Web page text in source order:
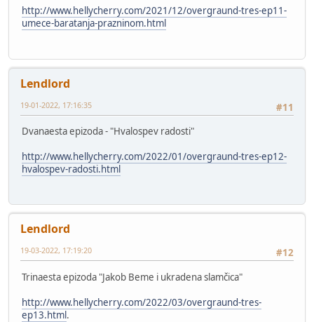
http://www.hellycherry.com/2021/12/overgraund-tres-ep11-
umece-baratanja-prazninom.html
Lendlord
#11
19-01-2022, 17:16:35
Dvanaesta epizoda - "Hvalospev radosti"
http://www.hellycherry.com/2022/01/overgraund-tres-ep12-
hvalospev-radosti.html
Lendlord
#12
19-03-2022, 17:19:20
Trinaesta epizoda "Jakob Beme i ukradena slamčica"
http://www.hellycherry.com/2022/03/overgraund-tres-
ep13.html.